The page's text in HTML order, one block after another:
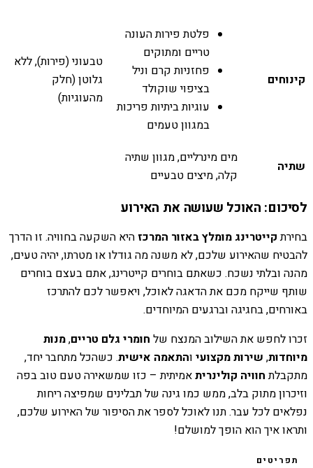
קינוחים
פלטת פירות העונה
טריים ומתוקים
פחזניות קרם וניל
בציפוי שוקולד
עוגיות ביתיות פריכות
במגוון טעמים
טבעוני (פירות), ללא
גלוטן (חלק
מהעוגיות)
שתיה
מים מינרליים, מגוון שתיה
קלה, מיצים טבעיים
לסיכום: האוכל שעושה את האירוע
בחירתקייטרינג מומלץ באזור המרכז היא השקעה בחוויה. זו הדרך
להבטיח שהאירוע שלכם, לא משנה מה גודלו או מטרתו, יהיה טעים,
מהנה ובלתי נשכח. כשאתם בוחרים קייטרינג, אתם בעצם בוחרים
שותף שייקח מכם את הדאגה לאוכל, ויאפשר לכם להתרכז
באורחים, בחגיגה וברגעים המיוחדים.
זכרו לחפש את השילוב המנצח של חומרי גלם טריים,מנות
מיוחדות, שירות מקצועי והתאמה אישית. כשהכל מתחבר יחד,
מתקבלתחוויה קולינריתאמיתית – כזו שמשאירה טעם טוב בפה
וזיכרון מתוק בלב, ממש כמו גינה של תבלינים שמפיצה ריחות
נפלאים לכל עבר. תנו לאוכל לספר את הסיפור של האירוע שלכם,
ותראו איך הוא הופך למושלם!
תפריטים